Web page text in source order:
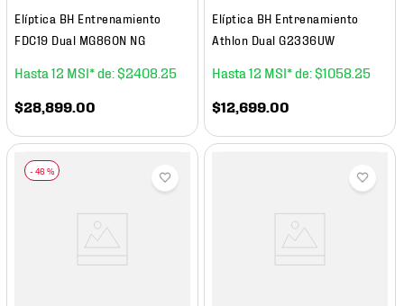
Elíptica BH Entrenamiento
FDC19 Dual MG860N NG
12 $2408 25
$28,899.00
Elíptica BH Entrenamiento
Athlon Dual G2336UW
12 $1058 25
$12,699.00
- 46 %